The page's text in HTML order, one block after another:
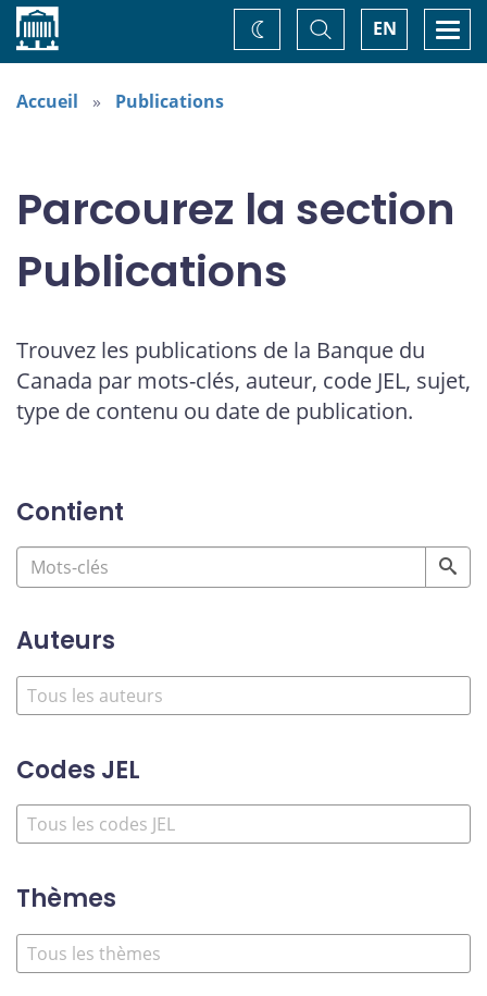
Accueil EN
Basculer
la
recherche
Changez
de
Accueil Publications
Parcourez la section
Publications
Trouvez les publications de la Banque du
Canada par mots-clés, auteur, code JEL, sujet,
type de contenu ou date de publication.
Contient
Auteurs
Codes JEL
Thèmes